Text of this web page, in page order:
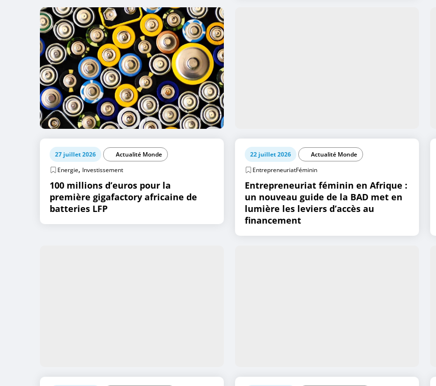
27 juillet 2026
Actualité Monde
Energie, Investissement
100 millions d’euros pour la
première gigafactory africaine de
batteries LFP
22 juillet 2026
Actualité Monde
EntrepreneuriatFéminin
Entrepreneuriat féminin en Afrique :
un nouveau guide de la BAD met en
lumière les leviers d’accès au
financement